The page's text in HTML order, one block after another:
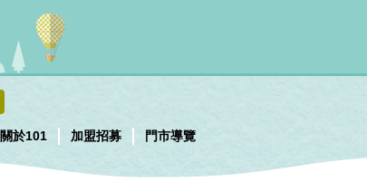
關於101 加盟招募 門市導覽